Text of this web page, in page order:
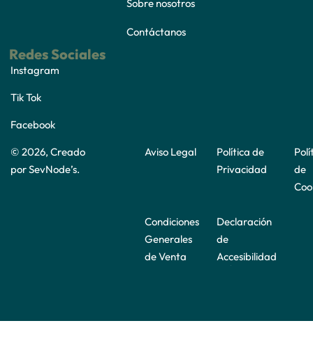
Sobre nosotros
Contáctanos
Redes Sociales
Instagram
Tik Tok
Facebook
© 2026, Creado
porSevNode’s.
Aviso Legal
Política de
Privacidad
de
Condiciones
Generales
de Venta
Declaración
de
Accesibilidad